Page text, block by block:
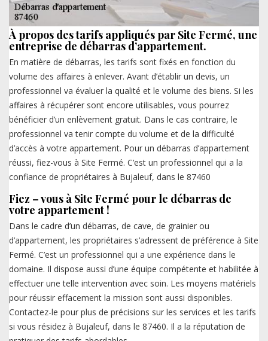
À propos des tarifs appliqués par Site Fermé, une
entreprise de débarras d’appartement.
En matière de débarras, les tarifs sont fixés en fonction du
volume des affaires à enlever. Avant d’établir un devis, un
professionnel va évaluer la qualité et le volume des biens. Si les
affaires à récupérer sont encore utilisables, vous pourrez
bénéficier d’un enlèvement gratuit. Dans le cas contraire, le
professionnel va tenir compte du volume et de la difficulté
d’accès à votre appartement. Pour un débarras d’appartement
réussi, fiez-vous à Site Fermé. C’est un professionnel qui a la
confiance de propriétaires à Bujaleuf, dans le 87460
Fiez – vous à Site Fermé pour le débarras de
votre appartement !
Dans le cadre d’un débarras, de cave, de grainier ou
d’appartement, les propriétaires s’adressent de préférence à Site
Fermé. C’est un professionnel qui a une expérience dans le
domaine. Il dispose aussi d’une équipe compétente et habilitée à
effectuer une telle intervention avec soin. Les moyens matériels
pour réussir effacement la mission sont aussi disponibles.
Contactez-le pour plus de précisions sur les services et les tarifs
si vous résidez à Bujaleuf, dans le 87460. Il a la réputation de